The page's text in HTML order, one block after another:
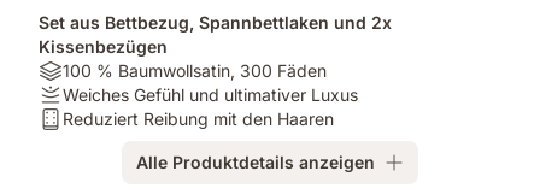
Set aus Bettbezug, Spannbettlaken und 2x
Kissenbezügen
Material:
100
%
100 % Baumwollsatin, 300 Fäden
Firmness:
Weiches
Weiches Gefühl und ultimativer Luxus
Matratzentyp:
Reduziert Reibung mit den Haaren
Alle Produktdetails anzeigen